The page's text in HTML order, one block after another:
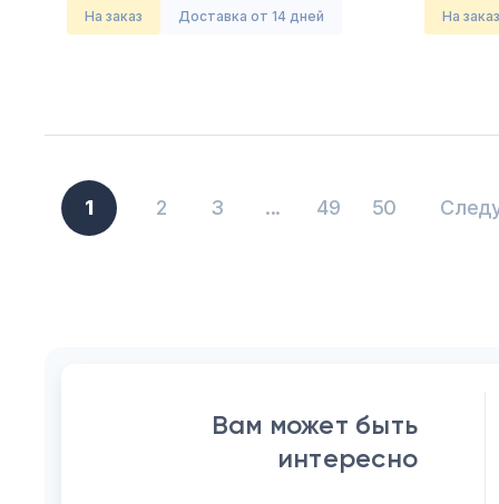
На заказ Доставка от 14 дней На заказ
1 2 3 ... 49 50
Вам может быть
интересно